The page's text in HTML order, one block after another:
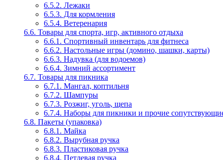
6.5.2. Лежаки
6.5.3. Для кормления
6.5.4. Ветеренария
6.6. Товары для спорта, игр, активного отдыха
6.6.1. Спортивный инвентарь для фитнеса
6.6.2. Настольные игры (домино, шашки, карты)
6.6.3. Надувка (для водоемов)
6.6.4. Зимний ассортимент
6.7. Товары для пикника
6.7.1. Мангал, коптильня
6.7.2. Шампуры
6.7.3. Розжиг, уголь, щепа
6.7.4. Наборы для пикники и прочие
6.8. Пакеты (упаковка)
6.8.1. Майка
6.8.2. Вырубная ручка
6.8.3. Пластиковая ручка
6.8.4. Петлевая ручка